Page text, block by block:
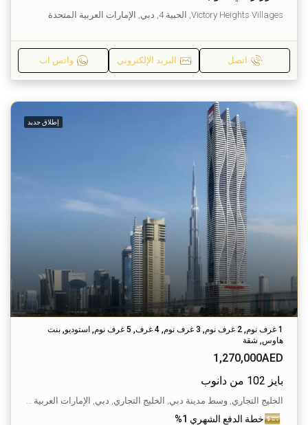
Victory Heights Villages, الحبية 4, دبي, الإمارات العربية المتحدة
اتصل البريد الإلكتروني واتس اب
إطلاق جديد
1 غرف نوم, 2 غرف نوم, 3 غرف نوم, 4 غرف, 5 غرف نوم, استوديو, بنت
هاوس, شقة
1,270,000AED
بايز 102 من دانوب
خطة الدفع الشهري 1%